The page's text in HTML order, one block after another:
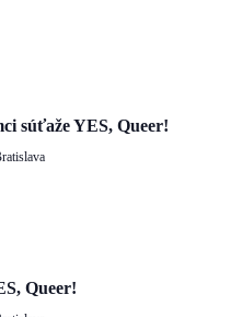
súťaže YES, Queer!
Queer!